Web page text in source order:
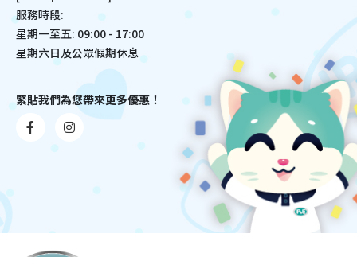
服務時段:
星期一至五: 09:00 - 17:00
星期六日及公眾假期休息
緊貼我們為您帶來更多優惠！